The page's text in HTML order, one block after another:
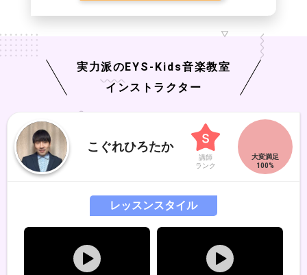
実力派の EYS-Kids音楽教室
インストラクター
こぐれひろたか
講師
ランク
レッスンスタイル